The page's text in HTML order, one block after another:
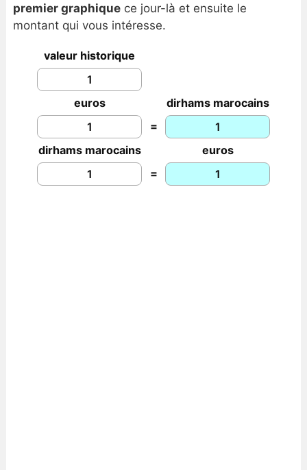
premier graphiquece jour-là et ensuite le
montant qui vous intéresse.
valeur historique
euros
dirhams marocains
=
dirhams marocains
euros
=